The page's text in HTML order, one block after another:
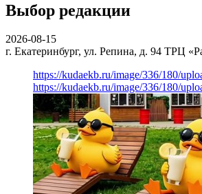
Выбор редакции
2026-08-15
г. Екатеринбург, ул. Репина, д. 94 ТРЦ
https://kudaekb.ru/image/336/180/
https://kudaekb.ru/image/336/180/